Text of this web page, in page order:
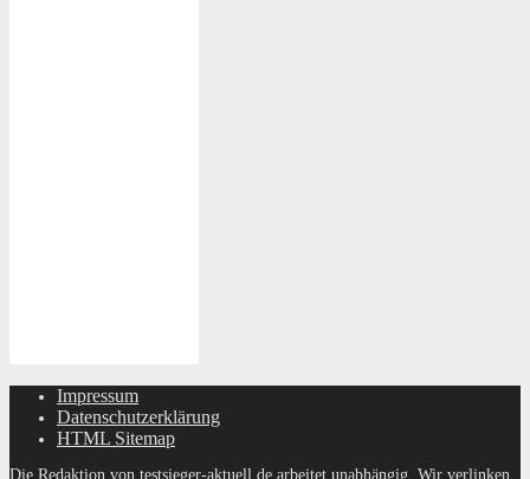
Impressum
Datenschutzerklärung
HTML Sitemap
Die Redaktion von testsieger-aktuell.de arbeitet unabhängig. Wir verlinken